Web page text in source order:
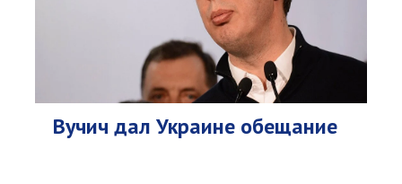
Вучич дал Украине обещание